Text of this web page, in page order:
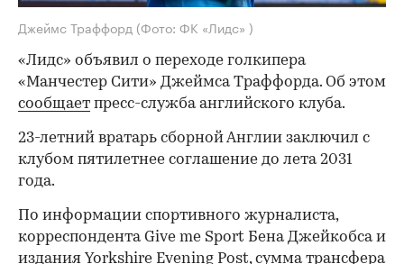
Джеймс Траффорд (Фото: ФК «Лидс» )
«Лидс» объявил о переходе голкипера
«Манчестер Сити» Джеймса Траффорда. Об этом
сообщает пресс-служба английского клуба.
23-летний вратарь сборной Англии заключил с
клубом пятилетнее соглашение до лета 2031
года.
По информации спортивного журналиста,
корреспондента Give me Sport Бена Джейкобса и
издания Yorkshire Evening Post, сумма трансфера